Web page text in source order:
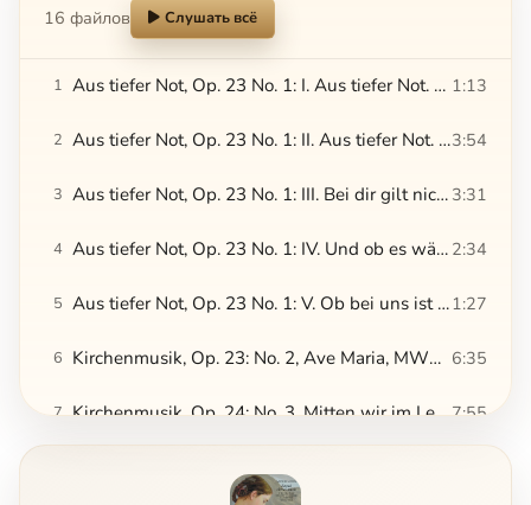
16 файлов Слушать всё
1 Aus tiefer Not, Op. 23 No. 1: I. Aus tiefer Not. Chorale 1:13
2 Aus tiefer Not, Op. 23 No. 1: II. Aus tiefer Not. Fugue3:54
3 Aus tiefer Not, Op. 23 No. 1: III. Bei dir gilt nichts 3:31
4 Aus tiefer Not, Op. 23 No. 1: IV. Und ob es währt 2:34
5 Aus tiefer Not, Op. 23 No. 1: V. Ob bei uns ist der Sünden viel1:27
6 Kirchenmusik, Op. 23: No. 2, Ave Maria, MWV B19 6:35
7 Kirchenmusik, Op. 24: No. 3, Mitten wir im Leben sind, MWV B21 7:55